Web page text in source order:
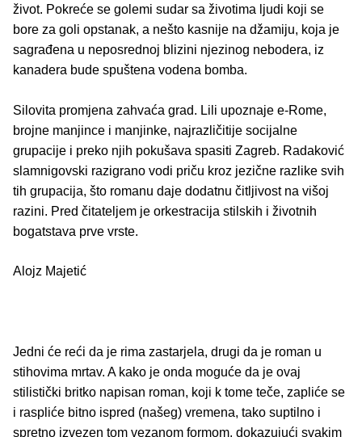
život. Pokreće se golemi sudar sa životima ljudi koji se
bore za goli opstanak, a nešto kasnije na džamiju, koja je
sagrađena u neposrednoj blizini njezinog nebodera, iz
kanadera bude spuštena vodena bomba.
Silovita promjena zahvaća grad. Lili upoznaje e-Rome,
brojne manjince i manjinke, najrazličitije socijalne
grupacije i preko njih pokušava spasiti Zagreb. Radaković
slamnigovski razigrano vodi priču kroz jezične razlike svih
tih grupacija, što romanu daje dodatnu čitljivost na višoj
razini. Pred čitateljem je orkestracija stilskih i životnih
bogatstava prve vrste.
Alojz Majetić
Jedni će reći da je rima zastarjela, drugi da je roman u
stihovima mrtav. A kako je onda moguće da je ovaj
stilistički britko napisan roman, koji k tome teče, zapliće se
i raspliće bitno ispred (našeg) vremena, tako suptilno i
spretno izvezen tom vezanom formom, dokazujući svakim